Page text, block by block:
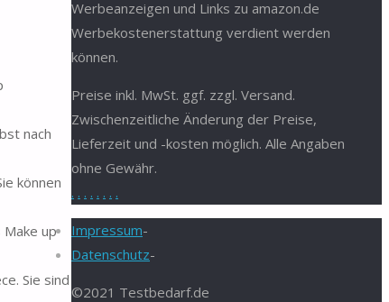
nach
können
up
Sie sind
Werbeanzeigen und Links zu amazon.de
Werbekostenerstattung verdient werden
können.
Preise inkl. MwSt. ggf. zzgl. Versand.
Zwischenzeitliche Änderung der Preise,
Lieferzeit und -kosten möglich. Alle Angaben
ohne Gewähr.
. . . . . . . .
Impressum-
Datenschutz-
©2021 Testbedarf.de